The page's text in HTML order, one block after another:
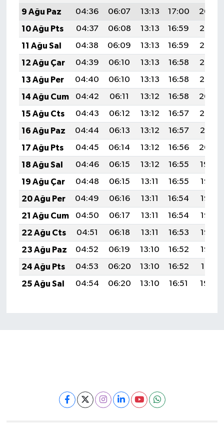
9 Ağu Paz
04:36 06:07 13:13 17:00
20:09
10 Ağu Pts
04:37 06:08 13:13 16:59
20:08
11 Ağu Sal
04:38 06:09 13:13 16:59
20:07
12 Ağu Çar
04:39 06:10 13:13 16:58
20:06
13 Ağu Per
04:40 06:10 13:13 16:58
20:05
14 Ağu Cum
04:42 06:11 13:12 16:58
20:04
15 Ağu Cts
04:43 06:12 13:12 16:57
20:02
16 Ağu Paz
04:44 06:13 13:12 16:57
20:01
17 Ağu Pts
04:45 06:14 13:12 16:56
20:00
18 Ağu Sal
04:46 06:15 13:12 16:55
19:59
19 Ağu Çar
04:48 06:15 13:11 16:55
19:57
20 Ağu Per
04:49 06:16 13:11 16:54
19:56
21 Ağu Cum
04:50 06:17 13:11 16:54
19:55
22 Ağu Cts
04:51 06:18 13:11 16:53
19:53
23 Ağu Paz
04:52 06:19 13:10 16:52
19:52
24 Ağu Pts
04:53 06:20 13:10 16:52
19:51
25 Ağu Sal
04:54 06:20 13:10 16:51 19:49